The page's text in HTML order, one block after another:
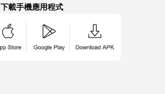
下載手機應用程式